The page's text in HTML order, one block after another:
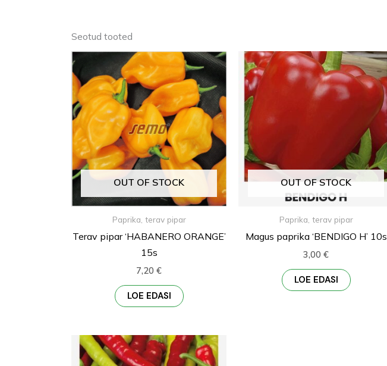
Seotud tooted
OUT OF STOCK
Paprika, terav pipar
Terav pipar ‘HABANERO ORANGE’
15s
7,20 €
LOE EDASI
OUT OF STOCK
Paprika, terav pipar
Magus paprika ‘BENDIGO H’ 10s
3,00 €
LOE EDASI